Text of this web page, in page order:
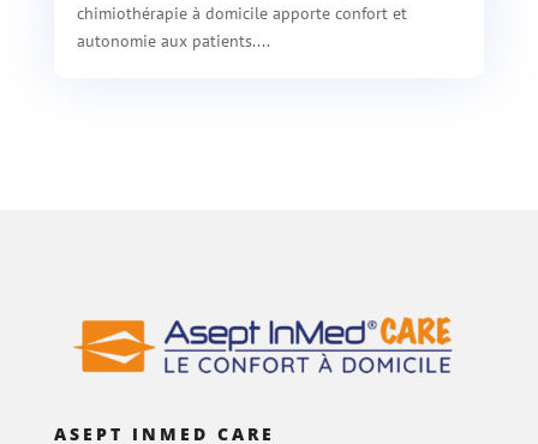
chimiothérapie à domicile apporte confort et
autonomie aux patients....
ASEPT INMED CARE